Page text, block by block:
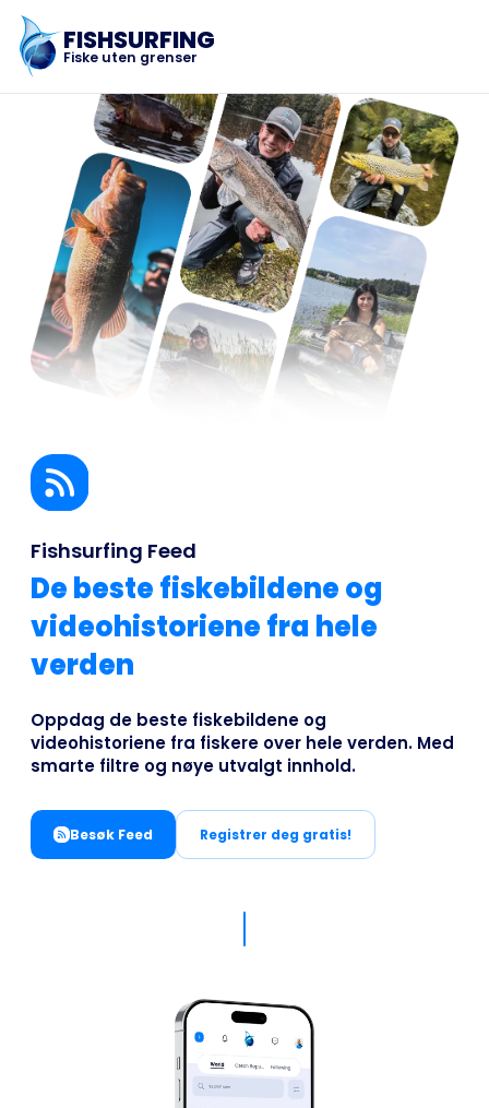
FISHSURFING
Fiske uten grenser
Registrering
Hjem
Blogg
Om appen
Business
Fishsurfing Feed
De beste fiskebildene og
videohistoriene fra hele
verden
Oppdag de beste fiskebildene og
videohistoriene fra fiskere over hele verden. Med
smarte filtre og nøye utvalgt innhold.
Besøk Feed Registrer deg gratis!